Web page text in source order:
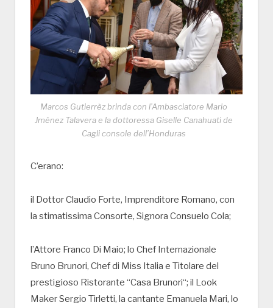
Marcos Gutierrèz brinda con l’Ambasciatore Mario
Jmènez Talavera e la dottoressa Giselle Canahuati de
Cagli console dell’Honduras
C’erano:
il Dottor Claudio Forte, Imprenditore Romano, con
la stimatissima Consorte, Signora Consuelo Cola;
l’Attore Franco Di Maio; lo Chef Internazionale
Bruno Brunori, Chef di Miss Italia e Titolare del
prestigioso Ristorante “Casa Brunori“; il Look
Maker Sergio Tirletti, la cantante Emanuela Mari, lo